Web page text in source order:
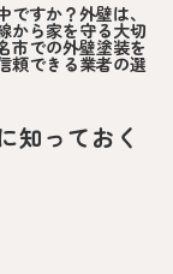
すか？外壁は、
から家を守る大切
市での外壁塗装を
頼できる業者の選
知っておく